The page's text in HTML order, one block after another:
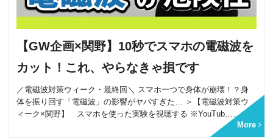
【GW企画×関野】10秒でスマホの電磁波を
カット！これ、やらなきゃ損です
／電磁波対策ウィーク・最終回＼ スマホ一つで身体が崩壊！？身
体を振り回す「電磁波」の影響がヤバすぎた… ＞【電磁波対策ウ
ィーク×関野】 スマホを使った実験を視聴する ※YouTub……
More